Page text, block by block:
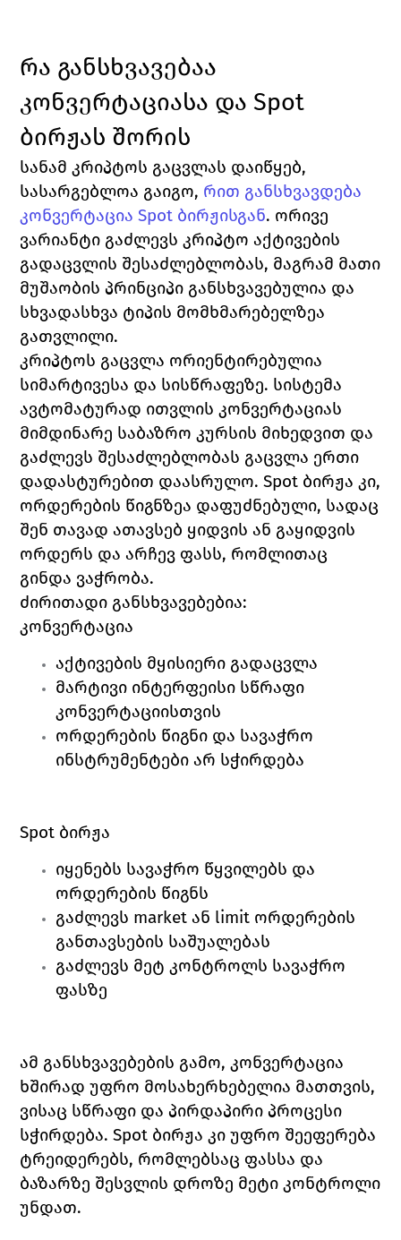
რა განსხვავებაა
კონვერტაციასა და Spot
ბირჟას შორის
სანამ კრიპტოს გაცვლას დაიწყებ,
სასარგებლოა გაიგო, რით განსხვავდება
კონვერტაცია Spot ბირჟისგან. ორივე
ვარიანტი გაძლევს კრიპტო აქტივების
გადაცვლის შესაძლებლობას, მაგრამ მათი
მუშაობის პრინციპი განსხვავებულია და
სხვადასხვა ტიპის მომხმარებელზეა
გათვლილი.
კრიპტოს გაცვლა ორიენტირებულია
სიმარტივესა და სისწრაფეზე. სისტემა
ავტომატურად ითვლის კონვერტაციას
მიმდინარე საბაზრო კურსის მიხედვით და
გაძლევს შესაძლებლობას გაცვლა ერთი
დადასტურებით დაასრულო. Spot ბირჟა კი,
ორდერების წიგნზეა დაფუძნებული, სადაც
შენ თავად ათავსებ ყიდვის ან გაყიდვის
ორდერს და არჩევ ფასს, რომლითაც
გინდა ვაჭრობა.
ძირითადი განსხვავებებია:
კონვერტაცია
აქტივების მყისიერი გადაცვლა
მარტივი ინტერფეისი სწრაფი
კონვერტაციისთვის
ორდერების წიგნი და სავაჭრო
ინსტრუმენტები არ სჭირდება
Spot ბირჟა
იყენებს სავაჭრო წყვილებს და
ორდერების წიგნს
გაძლევს market ან limit ორდერების
განთავსების საშუალებას
გაძლევს მეტ კონტროლს სავაჭრო
ფასზე
ამ განსხვავებების გამო, კონვერტაცია
ხშირად უფრო მოსახერხებელია მათთვის,
ვისაც სწრაფი და პირდაპირი პროცესი
სჭირდება. Spot ბირჟა კი უფრო შეეფერება
ტრეიდერებს, რომლებსაც ფასსა და
ბაზარზე შესვლის დროზე მეტი კონტროლი
უნდათ.